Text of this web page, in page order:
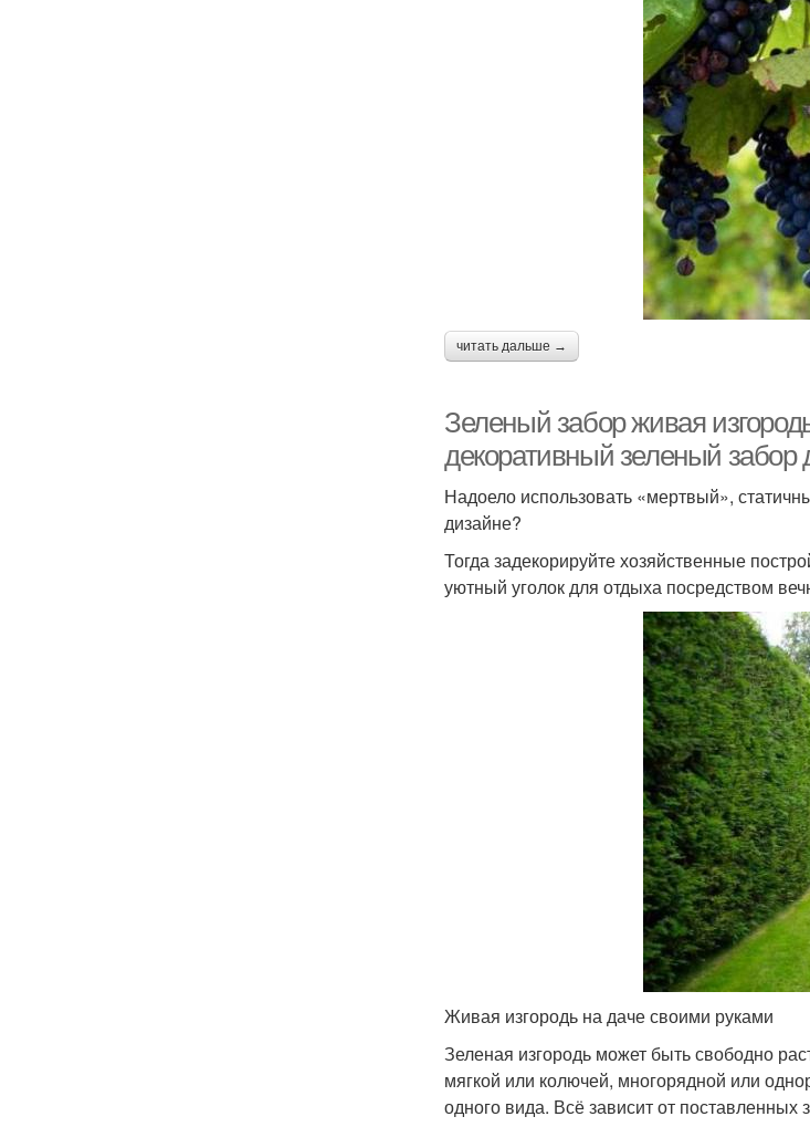
читать дальше →
Зеленый забор живая
декоративный зеленый забор
Надоело использовать «мертвый»,
дизайне?
Тогда задекорируйте хозяйственные
уютный уголок для отдыха посредством
Живая изгородь на даче своими руками
Зеленая изгородь может быть свободно
мягкой или колючей, многорядной или
одного вида. Всё зависит от поставленных